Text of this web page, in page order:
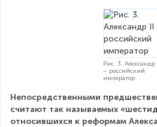
Рис. 3. Александр
– российский
император
Непосредственными
считают так называемых
относившихся к реформам